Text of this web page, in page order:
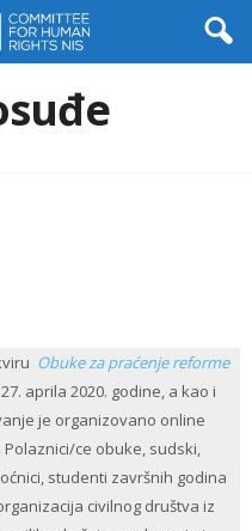
Obuke za praćenje reforme
aprila 2020. godine, a kao i
je organizovano online
ce obuke, sudski,
studenti završnih godina
civilnog društva iz